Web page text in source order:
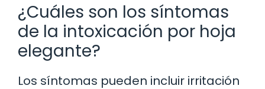
¿Cuáles son los síntomas
de la intoxicación por hoja
elegante?
Los síntomas pueden incluir irritación